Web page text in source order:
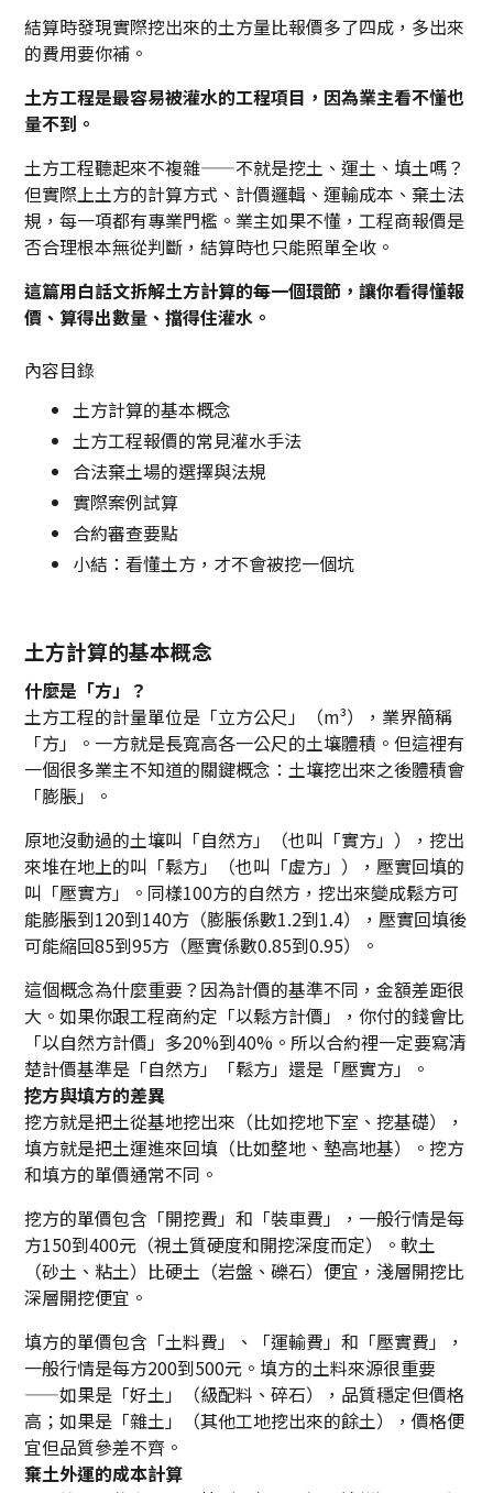
結算時發現實際挖出來的土方量比報價多了四成，多出來
的費用要你補。
土方工程是最容易被灌水的工程項目，因為業主看不懂也
量不到。
土方工程聽起來不複雜——不就是挖土、運土、填土嗎？
但實際上土方的計算方式、計價邏輯、運輸成本、棄土法
規，每一項都有專業門檻。業主如果不懂，工程商報價是
否合理根本無從判斷，結算時也只能照單全收。
這篇用白話文拆解土方計算的每一個環節，讓你看得懂報
價、算得出數量、擋得住灌水。
內容目錄
土方計算的基本概念
土方工程報價的常見灌水手法
合法棄土場的選擇與法規
實際案例試算
合約審查要點
小結：看懂土方，才不會被挖一個坑
土方計算的基本概念
什麼是「方」？
土方工程的計量單位是「立方公尺」（m³），業界簡稱
「方」。一方就是長寬高各一公尺的土壤體積。但這裡有
一個很多業主不知道的關鍵概念：土壤挖出來之後體積會
「膨脹」。
原地沒動過的土壤叫「自然方」（也叫「實方」），挖出
來堆在地上的叫「鬆方」（也叫「虛方」），壓實回填的
叫「壓實方」。同樣100方的自然方，挖出來變成鬆方可
能膨脹到120到140方（膨脹係數1.2到1.4），壓實回填後
可能縮回85到95方（壓實係數0.85到0.95）。
這個概念為什麼重要？因為計價的基準不同，金額差距很
大。如果你跟工程商約定「以鬆方計價」，你付的錢會比
「以自然方計價」多20%到40%。所以合約裡一定要寫清
楚計價基準是「自然方」「鬆方」還是「壓實方」。
挖方與填方的差異
挖方就是把土從基地挖出來（比如挖地下室、挖基礎），
填方就是把土運進來回填（比如整地、墊高地基）。挖方
和填方的單價通常不同。
挖方的單價包含「開挖費」和「裝車費」，一般行情是每
方150到400元（視土質硬度和開挖深度而定）。軟土
（砂土、粘土）比硬土（岩盤、礫石）便宜，淺層開挖比
深層開挖便宜。
填方的單價包含「土料費」、「運輸費」和「壓實費」，
一般行情是每方200到500元。填方的土料來源很重要
——如果是「好土」（級配料、碎石），品質穩定但價格
高；如果是「雜土」（其他工地挖出來的餘土），價格便
宜但品質參差不齊。
棄土外運的成本計算